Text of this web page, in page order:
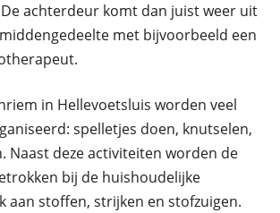
achterdeur komt dan juist weer uit
met bijvoorbeeld een
in Hellevoetsluis worden veel
spelletjes doen, knutselen,
Naast deze activiteiten worden de
bij de huishoudelijke
aan stoffen, strijken en stofzuigen.